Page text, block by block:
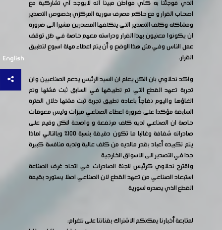
English
الذي فوجئنا به كأي مواطن مبينا أنه لايوجد أي تشاركية مع
اصحاب القرار و مع حاكم مصرف سورية المركزي بخصوص التصدير
ومشاكله وكلف التصدير التي يتكلفها المصدرين مشيرا الى ضرورة
ان يكونوا معنيون بهذا القرار ودراسته معهم خاصة في ظل توقف
عمل الناس وفي مثل هذا الوضع و أن يتم اعطاء مهلة اسبوع لتطبيق
القرار.
واكد نحلاوي بان الكل يعلم ان السيد الرئيس يدعم الصناعيين وان
تجربة تعهد القطع التي تم تطبيقها في السابق ثبت فشلها وتم
الغاؤها واليوم نفاجأ باعادة تطبيق تجربة ثبت فشلها خلال الفترة
السابقة مؤكدا على ضرورة اعطاء الصناعي ميزات وليس معوقات
خاصة ان الصناعي لديه كلف مرتفعة و واضحة للكل وقيم على
صادراته شفافة وغالبا ما تكون دقيقة بنسبة ١٠٠% وبالتالي لماذا
يتم تكبيده أعباد بقدر مالديه من كلف عالية ولديه منافسة كبيرة
جدا في التصدير الى الاسواق الخارجية
واقترح نحلاوي كرئيس للجنة الصادرات في اتحاد غرف الصناعة
استبعاد الصناعي من تعهد القطع لان الصناعي اصلا يستورد بقيمة
القطع الذي يصدره لسورية
لمتابعة أخبارنا يمكنكم الاشتراك بقناتنا على تلغرام: